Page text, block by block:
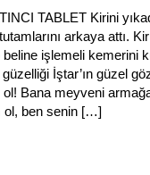
TABLET Kirini
arkaya attı.
işlemeli kemerini
güzelliği İştar’ın güzel
ol! Bana meyveni
ol, ben senin […]